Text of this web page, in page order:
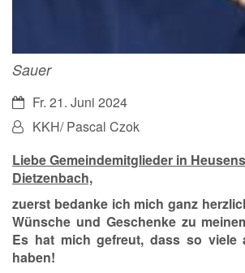
Sauer
Datum:Fr. 21. Juni 2024
Von:KKH/ Pascal Czok
Liebe Gemeindemitglieder in
Dietzenbach,
zuerst bedanke ich mich ganz
Wünsche und Geschenke zu
Es hat mich gefreut, dass so viele
haben!